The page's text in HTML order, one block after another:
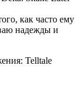
как часто ему
надежды и
Telltale